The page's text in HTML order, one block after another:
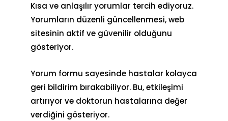
Kısa ve anlaşılır yorumlar tercih ediyoruz.
Yorumların düzenli güncellenmesi, web
sitesinin aktif ve güvenilir olduğunu
gösteriyor.
Yorum formu sayesinde hastalar kolayca
geri bildirim bırakabiliyor. Bu, etkileşimi
artırıyor ve doktorun hastalarına değer
verdiğini gösteriyor.